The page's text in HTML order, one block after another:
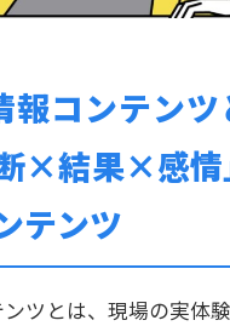
報コンテン
×結果×感情
テンツ
ツとは、現場の実体験